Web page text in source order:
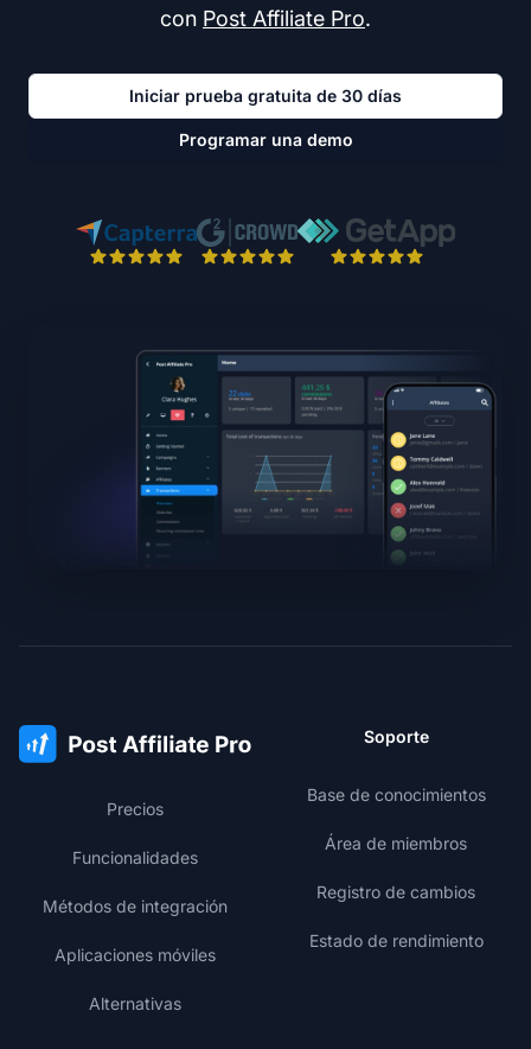
con Post Affiliate Pro.
Iniciar prueba gratuita de 30 días
Programar una demo
Precios
Funcionalidades
Métodos de integración
Aplicaciones móviles
Alternativas
Soporte
Base de conocimientos
Área de miembros
Registro de cambios
Estado de rendimiento